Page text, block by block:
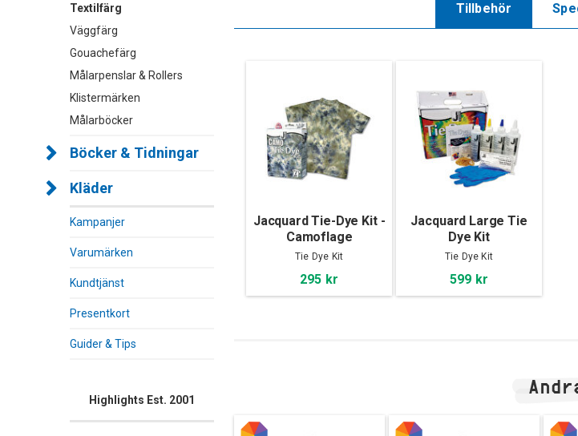
Textilfärg
Väggfärg
Gouachefärg
Målarpenslar & Rollers
Klistermärken
Målarböcker
Böcker & Tidningar
Kläder
Kampanjer
Varumärken
Kundtjänst
Presentkort
Guider & Tips
Highlights Est. 2001
Tillbehör
Jacquard Tie-Dye Kit -
Camoflage
Tie Dye Kit
295 kr
Jacquard Large Tie
Dye Kit
Tie Dye Kit
599 kr